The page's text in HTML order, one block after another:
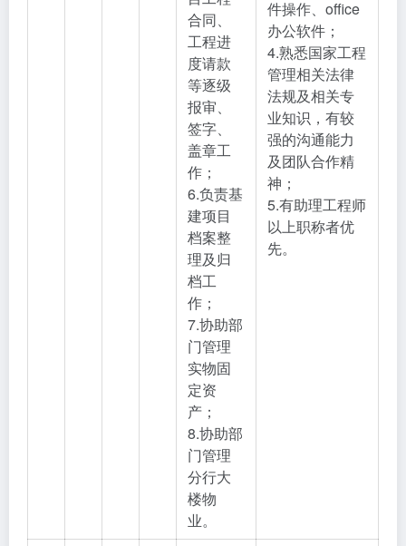
合同、
工程进
度请款
等逐级
报审、
签字、
盖章工
作；
6.负责基
建项目
档案整
理及归
档工
作；
7.协助部
门管理
实物固
定资
产；
8.协助部
门管理
分行大
楼物
业。
件操作、office
办公软件；
4.熟悉国家工程
管理相关法律
法规及相关专
业知识，有较
强的沟通能力
及团队合作精
神；
5.有助理工程师
以上职称者优
先。